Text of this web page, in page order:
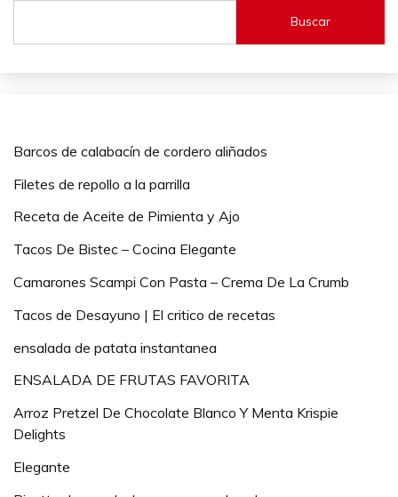
Buscar
Barcos de calabacín de cordero aliñados
Filetes de repollo a la parrilla
Receta de Aceite de Pimienta y Ajo
Tacos De Bistec – Cocina Elegante
Camarones Scampi Con Pasta – Crema De La Crumb
Tacos de Desayuno | El critico de recetas
ensalada de patata instantanea
ENSALADA DE FRUTAS FAVORITA
Arroz Pretzel De Chocolate Blanco Y Menta Krispie
Delights
Elegante